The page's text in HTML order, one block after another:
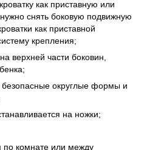
как приставную или
снять боковую подвижную
как приставной
крепления;
верхней части боковин,
безопасные округлые формы и
на ножки;
комнате или между